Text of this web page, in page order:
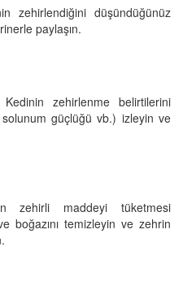
zehirlendiğini düşündüğünüz
paylaşın.
zehirlenme belirtilerini
güçlüğü vb.) izleyin ve
zehirli maddeyi tüketmesi
boğazını temizleyin ve zehrin